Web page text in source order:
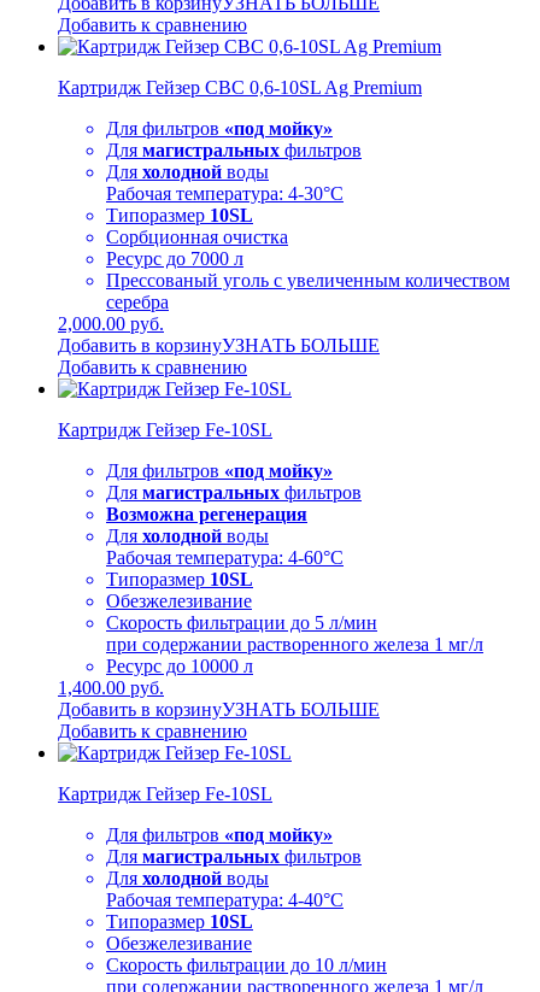
Добавить к сравнению
Картридж Гейзер CBC 0,6-10SL Ag Premium
Для фильтров «под мойку»
Для магистральных фильтров
Для холодной воды
Рабочая температура: 4-30°C
Типоразмер 10SL
Сорбционная очистка
Ресурс до 7000 л
Прессованый уголь с увеличенным количеством
серебра
2,000.00 руб.
Добавить в корзинуУЗНАТЬ БОЛЬШЕ
Добавить к сравнению
Картридж Гейзер Fe-10SL
Для фильтров «под мойку»
Для магистральных фильтров
Возможна регенерация
Для холодной воды
Рабочая температура: 4-60°C
Типоразмер 10SL
Обезжелезивание
Скорость фильтрации до 5 л/мин
при содержании растворенного железа 1 мг/л
Ресурс до 10000 л
1,400.00 руб.
Добавить в корзинуУЗНАТЬ БОЛЬШЕ
Добавить к сравнению
Картридж Гейзер Fe-10SL
Для фильтров «под мойку»
Для магистральных фильтров
Для холодной воды
Рабочая температура: 4-40°C
Типоразмер 10SL
Обезжелезивание
Скорость фильтрации до 10 л/мин
при содержании растворенного железа 1 мг/л